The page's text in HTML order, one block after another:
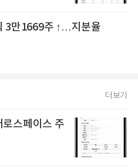
주 ↑…지분율
더보기
스페이스 주